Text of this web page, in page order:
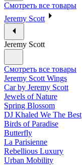
Смотреть все товары
Jeremy Scott
Jeremy Scott
Смотреть все товары
Jeremy Scott Wings
Car by Jeremy Scott
Jewels of Nature
Spring Blossom
DJ Khaled We The Best
Birds of Paradise
Butterfly
La Parisienne
Rebellious Luxury
Urban Mobility